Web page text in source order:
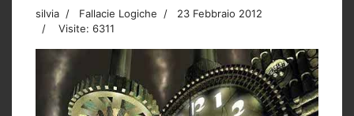
silvia Fallacie Logiche
23 Febbraio 2012
Visite: 6311